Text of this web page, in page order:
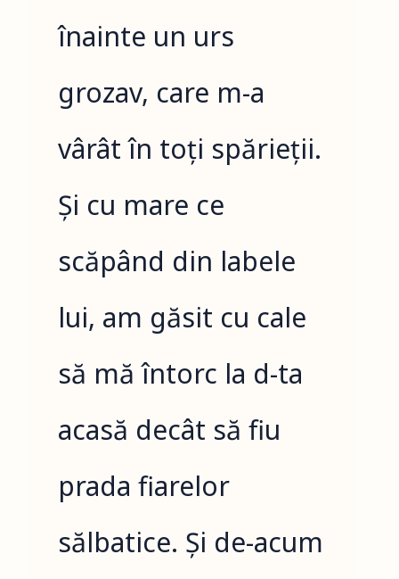
înainte un urs
grozav, care m-a
vârât în toți spărieții.
Și cu mare ce
scăpând din labele
lui, am găsit cu cale
să mă întorc la d-ta
acasă decât să fiu
prada fiarelor
sălbatice. Și de-acum